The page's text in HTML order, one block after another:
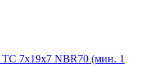
7х19х7 NBR70 (мин. 1